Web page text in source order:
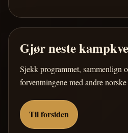
Gjør neste
Sjekk programmet, sammenlign
forventningene med andre
Til forsiden